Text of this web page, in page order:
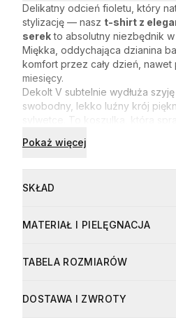
Delikatny odcień fioletu, który
stylizację — nasz t-shirt z
serekto absolutny niezbędnik
Miękka, oddychająca dzianina
komfort przez cały dzień,
miesięcy.
Dekolt V subtelnie wydłuża
swobodny, lekko luźny krój
sylwetce. To koszulka, która
pod marynarką w biurze
kolor i
Pokaż więcej
SKŁAD
• Bawełna 93%
• Pranie w pralce w temperaturze
• Prasować w niskiej
MATERIAŁ I PIELĘGNACJA
Materiał
TABELA ROZMIARÓW
swobodny, regularny. Wymiary
DOSTAWA I ZWROTY